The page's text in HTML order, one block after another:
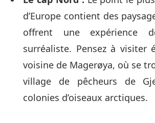
d’Europe contient des
offrent une expérience
surréaliste. Pensez à visiter
voisine de Magerøya, où se
village de pêcheurs de
colonies d’oiseaux arctiques.